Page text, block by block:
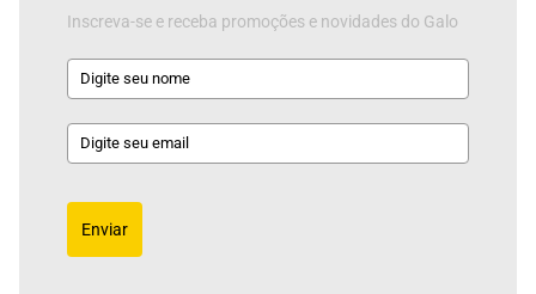
Inscreva-se e receba promoções e novidades do Galo
Enviar